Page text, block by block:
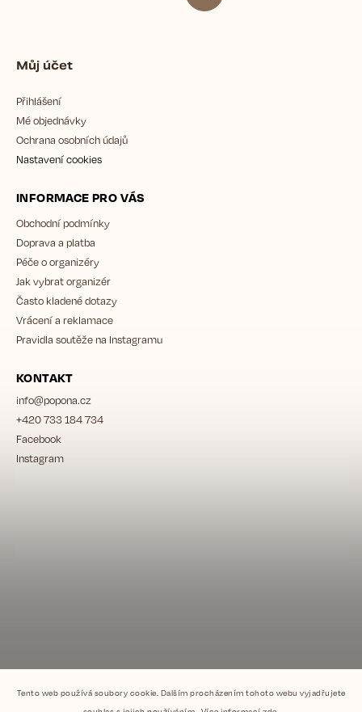
Tento web používá soubory cookie. Dalším procházením tohoto webu vyjadřujete
Můj účet
Přihlášení
Mé objednávky
Ochrana osobních údajů
Nastavení cookies
INFORMACE PRO VÁS
Obchodní podmínky
Doprava a platba
Péče o organizéry
Jak vybrat organizér
Často kladené dotazy
Vrácení a reklamace
Pravidla soutěže na Instagramu
KONTAKT
info@popona.cz
+420 733 184 734
Facebook
Instagram